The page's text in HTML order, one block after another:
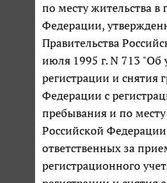
по месту жительства в
Федерации,
Правительства
июля 1995 г. N 713 "Об
регистрации и снятия
Федерации с
пребывания и по
Российской
ответственных за
регистрационного